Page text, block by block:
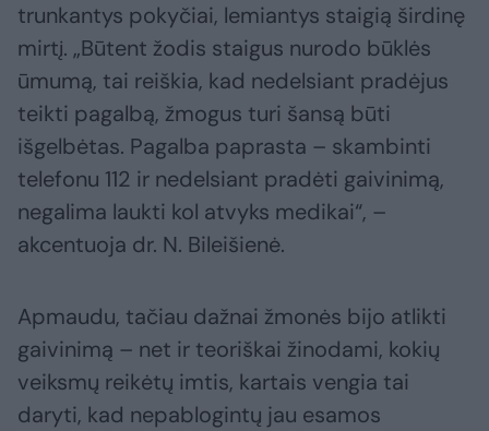
trunkantys pokyčiai, lemiantys staigią širdinę
mirtį. „Būtent žodis staigus nurodo būklės
ūmumą, tai reiškia, kad nedelsiant pradėjus
teikti pagalbą, žmogus turi šansą būti
išgelbėtas. Pagalba paprasta – skambinti
telefonu 112 ir nedelsiant pradėti gaivinimą,
negalima laukti kol atvyks medikai“, –
akcentuoja dr. N. Bileišienė.
Apmaudu, tačiau dažnai žmonės bijo atlikti
gaivinimą – net ir teoriškai žinodami, kokių
veiksmų reikėtų imtis, kartais vengia tai
daryti, kad nepablogintų jau esamos